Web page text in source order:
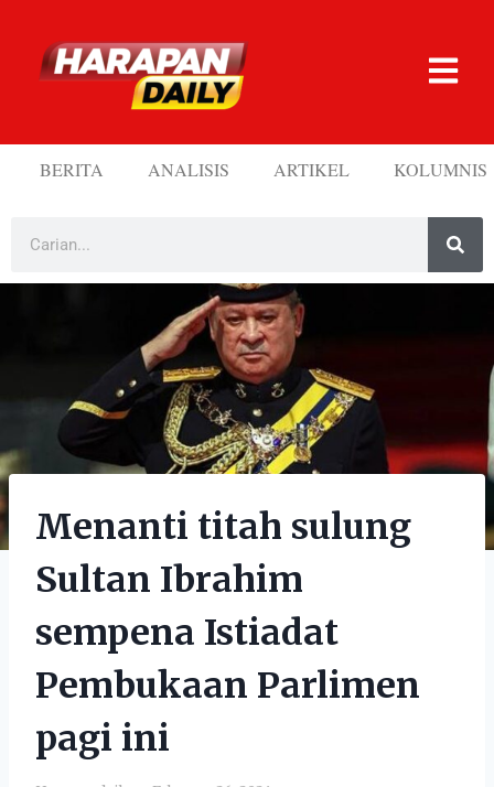
BERITA ANALISIS ARTIKEL KOLUMNIS
Menanti titah sulung
Sultan Ibrahim
sempena Istiadat
Pembukaan Parlimen
pagi ini